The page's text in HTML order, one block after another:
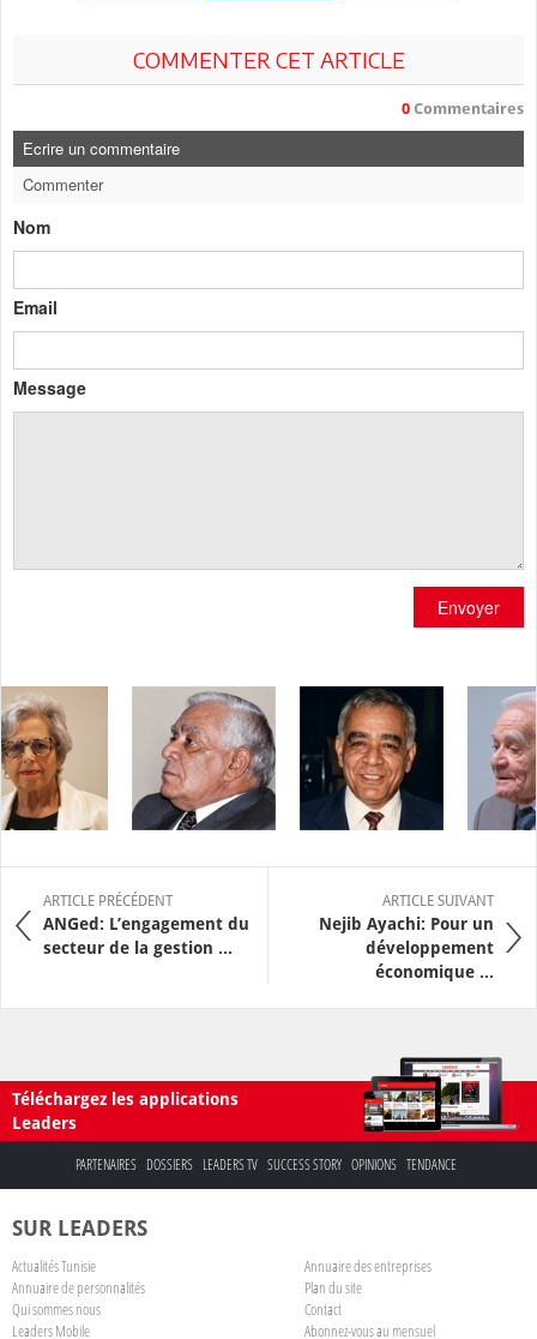
COMMENTER CET ARTICLE
0 Commentaires
Ecrire un commentaire
Commenter
Nom
Email
Message
Envoyer
ARTICLE PRÉCÉDENT
ANGed: L’engagement du
secteur de la gestion ...
ARTICLE SUIVANT
Nejib Ayachi: Pour un
développement
économique ...
Téléchargez les applications
Leaders
PARTENAIRES DOSSIERS LEADERS TV SUCCESS STORY OPINIONS TENDANCE
SUR LEADERS
Actualités Tunisie
Annuaire des entreprises
Annuaire de personnalités
Plan du site
Qui sommes nous
Contact
Leaders Mobile
Abonnez-vous au mensuel